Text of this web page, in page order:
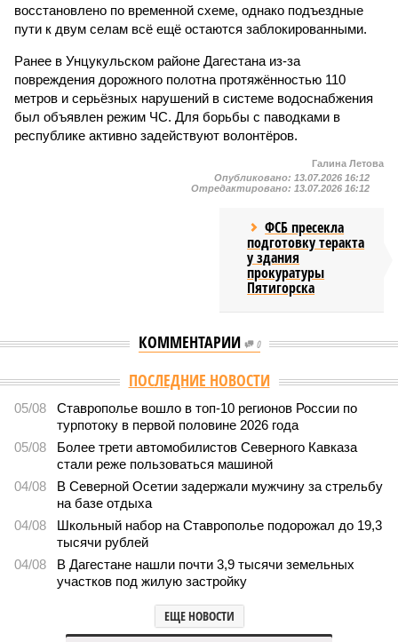
восстановлено по временной схеме, однако подъездные
пути к двум селам всё ещё остаются заблокированными.
Ранее в Унцукульском районе Дагестана из-за
повреждения дорожного полотна протяжённостью 110
метров и серьёзных нарушений в системе водоснабжения
был объявлен режим ЧС. Для борьбы с паводками в
республике активно задействуют волонтёров.
Галина Летова
Опубликовано: 13.07.2026 16:12
Отредактировано: 13.07.2026 16:12
ФСБ пресекла
подготовку теракта
у здания
прокуратуры
Пятигорска
КОММЕНТАРИИ 0
ПОСЛЕДНИЕ НОВОСТИ
05/08
Ставрополье вошло в топ-10 регионов России по
турпотоку в первой половине 2026 года
05/08
Более трети автомобилистов Северного Кавказа
стали реже пользоваться машиной
04/08
В Северной Осетии задержали мужчину за стрельбу
на базе отдыха
04/08
Школьный набор на Ставрополье подорожал до 19,3
тысячи рублей
04/08
В Дагестане нашли почти 3,9 тысячи земельных
участков под жилую застройку
ЕЩЕ НОВОСТИ